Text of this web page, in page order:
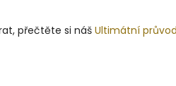
přečtěte si náš Ultimátní